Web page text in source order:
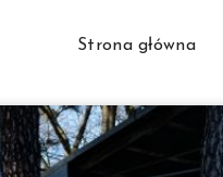
Strona główna